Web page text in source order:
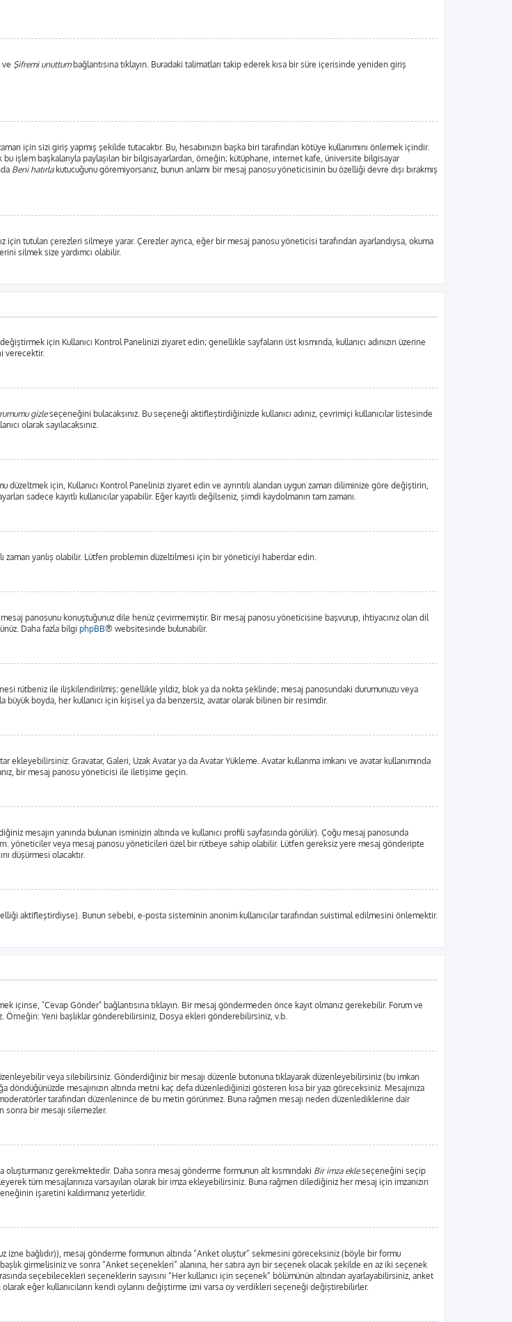
ve Şifremi unuttumbağlantısına tıklayın. Buradaki talimatları takip ederek kısa bir süre içerisinde yeniden giriş
için sizi giriş yapmış şekilde tutacaktır. Bu, hesabınızın başka biri tarafından kötüye kullanımını önlemek içindir.
işlem başkalarıyla paylaşılan bir bilgisayarlardan, örneğin; kütüphane, internet kafe, üniversite bilgisayar
Beni hatırlakutucuğunu göremiyorsanız, bunun anlamı bir mesaj panosu yöneticisinin bu özelliği devre dışı bırakmış
tutulan çerezleri silmeye yarar. Çerezler ayrıca, eğer bir mesaj panosu yöneticisi tarafından ayarlandıysa, okuma
silmek size yardımcı olabilir.
için Kullanıcı Kontrol Panelinizi ziyaret edin; genellikle sayfaların üst kısmında, kullanıcı adınızın üzerine
verecektir.
gizleseçeneğini bulacaksınız. Bu seçeneği aktifleştirdiğinizde kullanıcı adınız, çevrimiçi kullanıcılar listesinde
olarak sayılacaksınız.
için, Kullanıcı Kontrol Panelinizi ziyaret edin ve ayrıntılı alandan uygun zaman diliminize göre değiştirin,
sadece kayıtlı kullanıcılar yapabilir. Eğer kayıtlı değilseniz, şimdi kaydolmanın tam zamanı.
zaman yanlış olabilir. Lütfen problemin düzeltilmesi için bir yöneticiyi haberdar edin.
panosunu konuştuğunuz dile henüz çevirmemiştir. Bir mesaj panosu yöneticisine başvurup, ihtiyacınız olan dil
Daha fazla bilgi phpBB® websitesinde bulunabilir.
rütbeniz ile ilişkilendirilmiş; genellikle yıldız, blok ya da nokta şeklinde; mesaj panosundaki durumunuzu veya
boyda, her kullanıcı için kişisel ya da benzersiz, avatar olarak bilinen bir resimdir.
Gravatar, Galeri, Uzak Avatar ya da Avatar Yükleme. Avatar kullanma imkanı ve avatar kullanımında
bir mesaj panosu yöneticisi ile iletişime geçin.
mesajın yanında bulunan isminizin altında ve kullanıcı profili sayfasında görülür). Çoğu mesaj panosunda
yöneticiler veya mesaj panosu yöneticileri özel bir rütbeye sahip olabilir. Lütfen gereksiz yere mesaj gönderipte
düşürmesi olacaktır.
aktifleştirdiyse). Bunun sebebi, e-posta sisteminin anonim kullanıcılar tarafından suistimal edilmesini önlemektir.
içinse, "Cevap Gönder" bağlantısına tıklayın. Bir mesaj göndermeden önce kayıt olmanız gerekebilir. Forum ve
Örneğin: Yeni başlıklar gönderebilirsiniz, Dosya ekleri gönderebilirsiniz, v.b.
veya silebilirsiniz. Gönderdiğiniz bir mesajı düzenle butonuna tıklayarak düzenleyebilirsiniz (bu imkan
mesajınızın altında metni kaç defa düzenlediğinizi gösteren kısa bir yazı göreceksiniz. Mesajınıza
tarafından düzenlenince de bu metin görünmez. Buna rağmen mesajı neden düzenlediklerine dair
sonra bir mesajı silemezler.
gerekmektedir. Daha sonra mesaj gönderme formunun alt kısmındaki Bir imza ekleseçeneğini seçip
tüm mesajlarınıza varsayılan olarak bir imza ekleyebilirsiniz. Buna rağmen dilediğiniz her mesaj için imzanızın
işaretini kaldırmanız yeterlidir.
izne bağlıdır)), mesaj gönderme formunun altında “Anket oluştur” sekmesini göreceksiniz (böyle bir formu
girmelisiniz ve sonra “Anket seçenekleri” alanına, her satıra ayrı bir seçenek olacak şekilde en az iki seçenek
seçebilecekleri seçeneklerin sayısını “Her kullanıcı için seçenek” bölümünün altından ayarlayabilirsiniz, anket
eğer kullanıcıların kendi oylarını değiştirme izni varsa oy verdikleri seçeneği değiştirebilirler.